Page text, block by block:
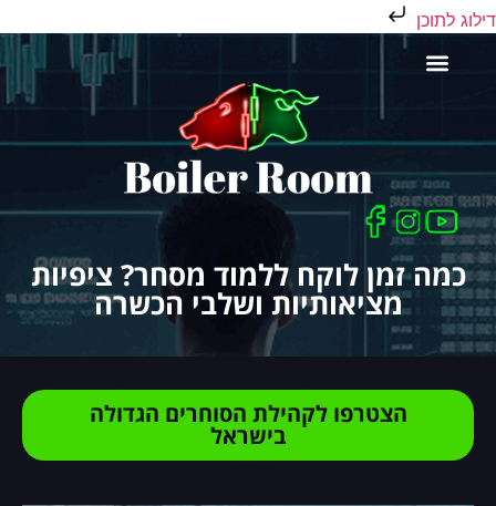
דילוג לתוכן
כמה זמן לוקח ללמוד מסחר? ציפיות
מציאותיות ושלבי הכשרה
הצטרפו לקהילת הסוחרים הגדולה
בישראל